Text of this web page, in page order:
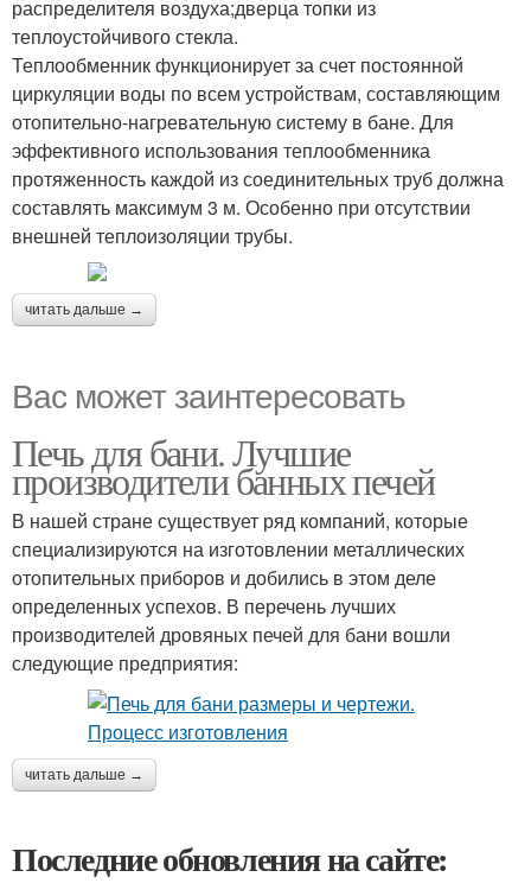
распределителя воздуха;дверца топки из
теплоустойчивого стекла.
Теплообменник функционирует за счет постоянной
циркуляции воды по всем устройствам, составляющим
отопительно-нагревательную систему в бане. Для
эффективного использования теплообменника
протяженность каждой из соединительных труб должна
составлять максимум 3 м. Особенно при отсутствии
внешней теплоизоляции трубы.
читать дальше →
Вас может заинтересовать
Печь для бани. Лучшие
производители банных печей
В нашей стране существует ряд компаний, которые
специализируются на изготовлении металлических
отопительных приборов и добились в этом деле
определенных успехов. В перечень лучших
производителей дровяных печей для бани вошли
следующие предприятия:
читать дальше →
Последние обновления на сайте: